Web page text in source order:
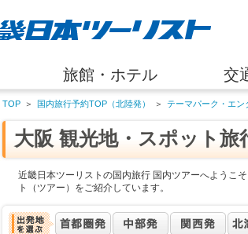
旅館・ホテル 交
TOP ＞ 国内旅行予約TOP（北陸発） ＞ テーマパーク・エン
大阪 観光地・スポット旅
近畿日本ツーリストの国内旅行 国内ツアーへようこ
ト（ツアー）をご紹介しています。